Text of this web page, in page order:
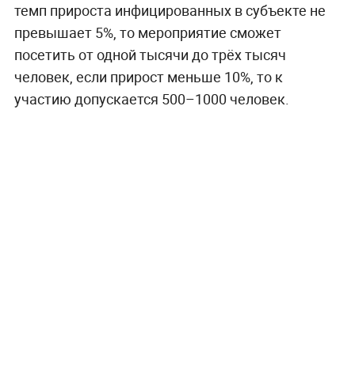
темп прироста инфицированных в субъекте не
превышает 5%, то мероприятие сможет
посетить от одной тысячи до трёх тысяч
человек, если прирост меньше 10%, то к
участию допускается 500–1000 человек.